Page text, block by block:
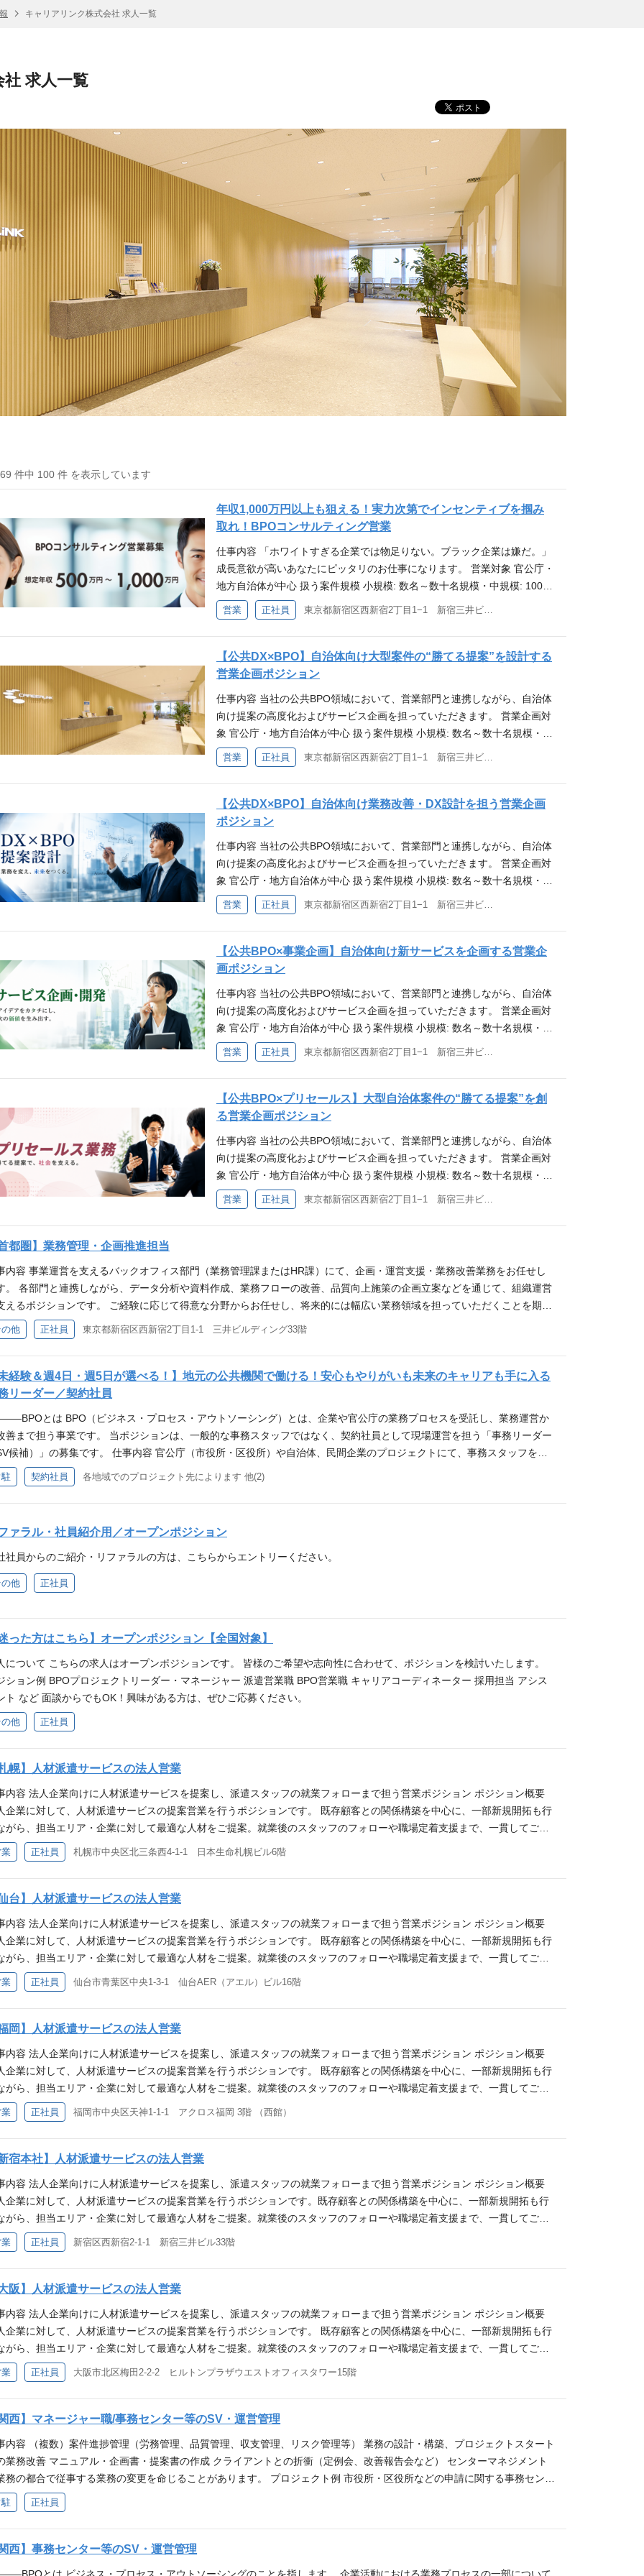
キャリアリンク株式会社 求人一覧
求人一覧
件中 100 件 を表示しています
年収1,000万円以上も狙える！実力次第でインセンティブを掴み
取れ！BPOコンサルティング営業
仕事内容 「ホワイトすぎる企業では物足りない。ブラック企業は嫌だ。」
成長意欲が高いあなたにピッタリのお仕事になります。 営業対象 官公庁・
地方自治体が中心 扱う案件規模 小規模: 数名～数十名規模・中規模: 100-3
00名規模・大規模: 数億円規模、数千名プロジェクト 営業の流れ 担当エリ
アのリサーチ（財政状況や入札している競合などの情報を取得。また、現
状・今後でてくる案件をリサーチ） アポイント取得（先方担当者を確認
し、アポイントを取得する。訪問準備として、リサーチ結果から仮説課題
や自社サービス・導入事例などの資料準備） 商談・提案（最初の商談では
課題の確認やヒアリングすることで、本質的な課題を特定していきます。
また、業務仕様・設計図などに解決策を盛り込み提案精度を高めていきま
す。） 入札/公募型プロポーザルが中心（仕様に合わせた最終提案書類や見
積の作成。最終提案へは営業＋上長でクロージングに訪問するケースが多
ミュニケーションや期待値のズレを最小化しスムーズな案件立上を実現し
ます。） BPOコンサルティング営業の特長 営業開始から3ヶ月～1年程度
で受注リードタイムは長めになります。 成果は売上を重視しますが、受注
リードタイムが長い特性から最初は顧客コンタクト数・商談数・受注見込
み金額などのプロセスを評価対象に取り入れています。 受注金額は比較的
規模が大きく、公共のBPO中心なので社会貢献を肌で感じられます。 応募
条件 学歴不問・男女歓迎 【必須条件】 営業経験1年以上(toC,toB問わず新
規開拓経験を含む) 【歓迎条件】 ＜①＞ソリューション営業経験がある
方 例：システム、コールセンター提案、人材提案 ＜②＞即決型獲得営業経
験がある方 例：広告、不動産、住宅設備、通信、水、保険、教育、インタ
等々)の拡販営業 〇環境商材・住宅設備(太陽光、給湯器、オール電化提案)
の飛び込み訪問営業 〇不動産(建売、既築、投資用)営業 〇通信回線の獲得
コール営業 〇ウォーターサーバーの獲得営業(※店舗型＜提案型) 〇教
育商材の飛び込み訪問営業 〇保険営業 →上記該当するフィールドセール
解決型営業をしているが、案件規模や社会的インパクトに限界を感じてい
る ・ルーティン化した商材や営業スタイルから脱却し、よりダイナミック
な案件に挑戦したい ・営業職で成果は出しているが、働き方や待遇に不満
がある方 ・企画提案型の営業を行いたい ・成果に見合った報酬やキャリア
アップの機会が少ない ・目先の数字や即決獲得が中心で、長期的な顧客関
係や大規模案件に携わる機会が少ない ・インセンティブはあるが、年収の
伸びしろや社会的意義に物足りなさを感じている 【活躍しやすい方】 コミ
ュニケーション能力が一定レベル以上あり物事の優先順位付けが得意・周
度、座学で会社・業界の事を学びます。 その後、1ヶ月程度先輩社員につ
いて営業同行をし一連の営業の流れや手法理解をします。 担当エリアが決
定し、自身で営業スタートです。 定期的な勉強会・営業ツール・用語集な
どはもちろんの事、周りの先輩社員がサポートします。
営業 正社員
【公共DX×BPO】自治体向け大型案件の“勝てる提案”を設計する
営業企画ポジション
仕事内容 当社の公共BPO領域において、営業部門と連携しながら、自治体
向け提案の高度化およびサービス企画を担っていただきます。 営業企画対
象 官公庁・地方自治体が中心 扱う案件規模 小規模: 数名～数十名規模・中
規模: 100-300名規模・大規模: 数億円規模、数千名プロジェクト 本ポジシ
ョンは単なる営業支援ではなく、「営業 × DX × 事業設計」を横断する開発
したサービスのプリセールス／営業企画ポジションです。 生成AIやOCR
（紙書類をデータ化する技術）などの新しいテクノロジーも活用しなが
ら、自治体業務の効率化や業務改善を企画・設計し、大型BPO案件の受注
営業部門と連携しながら、公共BPO案件の提案品質向上やサービス企画を
担うポジションです。 営業・運用・採用・システム部門など複数部門を横
断しながら、受注前の上流工程に関与いただきます。 ① 自治体向けDX×B
PO提案設計 ・自治体案件におけるBPO×DX提案の設計 ・AI／OCR※①／
まえた利益最大化モデルの構築 ※①光学文字認識：紙や画像の文字を“デー
タ化する技術 ※②大規模言語モデル：人の言葉を理解し、考えて、文章を
作れるAI ② サービス企画・開発 ・新規BPOサービスの企画立案 ・公共領
域における差別化戦略の設計 ・サービス標準化および横展開設計 ・スケー
ラビリティを踏まえた収益モデル構築 ③ プリセールス業務 ・営業同行お
よび提案支援 ・自治体ヒアリング内容の整理・構造化 ・提案書骨子の設
計・ブラッシュアップ ・要件定義の整理 ・システムベンダーとの折衝・調
整 この仕事の特徴・魅力 数千万〜数億円規模の大型公共案件に携われる
提案段階から事業設計に関与できる 「売る営業」ではなく「勝てる提案を
創る」ポジション 営業・運用・採用・システムを横断した上流工程に携わ
える公共案件に関与できる 応募条件 【必須条件】 BPO／SIer／コンサル
／IT業界いずれかのご経験 提案書作成または要件整理のご経験 Excel／Po
werPointを用いた資料作成経験 社内外との調整・折衝経験 【歓迎条件】
プリセールス経験 業務設計経験 業務改善・DX推進経験 自治体向け業務経
社会課題解決に興味がある方 部門横断でコミュニケーションを取れる方 サ
ポート体制 入社後 まずは既存案件や提案内容を理解しながら、営業同行や
提案支援からスタートします。 ▼ 慣れてきたら 業務設計やサービス企
には 新規サービス企画や大型公共案件の中核メンバーとしての活躍を期待
しています。
営業 正社員
【公共DX×BPO】自治体向け業務改善・DX設計を担う営業企画
ポジション
仕事内容 当社の公共BPO領域において、営業部門と連携しながら、自治体
向け提案の高度化およびサービス企画を担っていただきます。 営業企画対
象 官公庁・地方自治体が中心 扱う案件規模 小規模: 数名～数十名規模・中
規模: 100-300名規模・大規模: 数億円規模、数千名プロジェクト 当社の公
共BPO領域において、営業部門と連携しながら、自治体向け提案の高度化
を担っていただきます。 対象は官公庁・地方自治体案件が中心。 数名規模
の小規模案件から、100〜300名規模の中規模案件、数億円規模・数千名規
模の大型案件まで幅広く対応しています。 本ポジションは、単なる営業支
件の受注確度向上を目指すポジションです。 生成AI・OCR（紙書類のデー
タ化技術）などの新しいテクノロジーも活用しながら、自治体業務の効率
化や業務改善の企画・設計を行っていただきます。 具体的な業務内容 営業
部門と連携しながら、公共BPO案件の提案品質向上やサービス企画を担う
×DX提案の設計 ・AI／OCR①／LLM②等を活用した業務改善モデルの企画
・業務プロセス設計（効率化／自動化） ・コスト最適化と品質担保を両立
した運用設計 ・収益性を踏まえた利益最大化モデルの構築 ※①光学文字認
識：紙や画像の文字を“データ化する技術 ※②大規模言語モデル：人の言葉
を理解し、考えて、文章を作れるAI 備考 案件・状況によっては営業同行に
よる提案支援や、提案書設計・新サービス企画など、上流工程全般に関与
いただく可能性があります。 この仕事の特徴・魅力 数千万〜数億円規模の
大型公共案件に携われる 提案段階から事業設計に関与できる 「売る営業」
れる 社会インフラを支える公共案件に関与できる 応募条件 【必須条件】
BPO／SIer／IT／コンサルいずれかの経験 業務設計または業務改善経験 資
料作成経験（Excel／PowerPoint） 社内外との調整経験 【歓迎条件】 DX
推進経験 AI／OCR／RPA知見 自治体向け業務経験 【こういう方に是非お
題解決に興味がある方 部門横断でコミュニケーションを取れる方 サポート
援からスタートします。 ▼ 慣れてきたら 業務設計やサービス企画、提案
骨子設計など、上流工程を中心にご担当いただきます。 ▼ 将来的には 新
規サービス企画や大型公共案件の中核メンバーとしての活躍を期待してい
営業 正社員
【公共BPO×事業企画】自治体向け新サービスを企画する営業企
画ポジション
仕事内容 当社の公共BPO領域において、営業部門と連携しながら、自治体
向け提案の高度化およびサービス企画を担っていただきます。 営業企画対
象 官公庁・地方自治体が中心 扱う案件規模 小規模: 数名～数十名規模・中
規模: 100-300名規模・大規模: 数億円規模、数千名プロジェクト 当社の公
共BPO領域において、営業部門と連携しながら、新たなサービス企画・事
業開発を担っていただきます。 本ポジションでは、自治体向けBPOサービ
スの価値向上に向けて、既存業務の改善だけでなく、新しいサービスモデ
ルの企画・標準化にも携わっていただきます。 単なる企画職ではなく、営
戦略を形にしていくポジションです。 具体的な業務内容 営業部門と連携し
ながら、公共BPO案件の提案品質向上やサービス企画を担うポジションで
す。 営業・運用・採用・システム部門など複数部門を横断しながら、受注
前の上流工程に関与いただきます。 新規BPOサービスの企画立案 公共領域
計・提案支援に関与いただくこともあります。 この仕事の特徴・魅力 数千
万〜数億円規模の大型公共案件に携われる 提案段階から事業設計に関与で
きる 「売る営業」ではなく「勝てる提案を創る」ポジション 営業・運用・
件 【必須条件】 BPO／事業企画／営業企画／コンサル経験 企画立案また
は改善提案経験 資料作成経験（Excel／PowerPoint） 部門横断の調整経験
ことが得意な方 企画・改善・上流工程に興味がある方 営業だけでなく事業
づくりにも関わりたい方 社会課題解決に興味がある方 部門横断でコミュニ
ケーションを取れる方 サポート体制 入社後 まずは既存案件や提案内容を
理解しながら、営業同行や提案支援からスタートします。 ▼ 慣れてきたら
バーとしての活躍を期待しています。
営業 正社員
【公共BPO×プリセールス】大型自治体案件の“勝てる提案”を創
る営業企画ポジション
仕事内容 当社の公共BPO領域において、営業部門と連携しながら、自治体
向け提案の高度化およびサービス企画を担っていただきます。 営業企画対
象 官公庁・地方自治体が中心 扱う案件規模 小規模: 数名～数十名規模・中
規模: 100-300名規模・大規模: 数億円規模、数千名プロジェクト 当社の公
共BPO領域において、営業部門と連携しながら、自治体向け大型案件の提
案支援を担っていただきます。 対象は官公庁・地方自治体案件が中心。 数
案書設計、要件整理などを通じて、“勝てる提案”を創るプリセールス型ポ
ジションです。 具体的な業務内容 営業部門と連携しながら、公共BPO案件
の提案品質向上やサービス企画を担うポジションです。 営業・運用・採
用・システム部門など複数部門を横断しながら、受注前の上流工程に関与
ーとの折衝／調整 備考 案件・状況によっては、ご経験や志向に応じて、D
っていただきます。 この仕事の特徴・魅力 数千万〜数億円規模の大型公共
案件に携われる 提案段階から事業設計に関与できる 「売る営業」ではなく
「勝てる提案を創る」ポジション 営業・運用・採用・システムを横断した
会インフラを支える公共案件に関与できる 応募条件 【必須条件】 プリセ
ールス／提案営業／SIer／BPO経験 提案書作成経験 要件整理経験 社内外
務設計経験 DX知見 【こういう方に是非お越し頂きたい！】 課題を構造化
して考えることが得意な方 企画・改善・上流工程に興味がある方 営業だけ
にご担当いただきます。 ▼ 将来的には 新規サービス企画や大型公共案件
の中核メンバーとしての活躍を期待しています。
営業 正社員
都圏】業務管理・企画推進担当
内容 事業運営を支えるバックオフィス部門（業務管理課またはHR課）にて、企画・運営支援・業務改善業務をお任せし
。 各部門と連携しながら、データ分析や資料作成、業務フローの改善、品質向上施策の企画立案などを通じて、組織運営
えるポジションです。 ご経験に応じて得意な分野からお任せし、将来的には幅広い業務領域を担っていただくことを期待
います。 具体的な業務内容 事業運営に関する各種データ集計・分析 会議資料・報告資料・提案資料の作成 業務フローの
・運用改善 品質管理および品質向上施策の企画・推進 各種マニュアル・ルール整備 ISO、PMS、ISMS等の認証維持・運
理 施設管理・備品管理・購買管理 部門横断プロジェクトの推進支援 関係部署との調整業務 ※ご経験をお持ちの方には、
案件の運営管理や業務構築・運用設計などにも携わっていただく可能性があります。 ポジションの魅力 企画、分析、運
理など幅広いスキルを身につけられる 特定の業務に限定されず、事業運営全体に関わることができる ご経験や適性に応じ
お持ちである必要はありません。 これまでのご経験や強みを活かせる領域からスタートし、徐々に担当範囲を広げていた
ことを想定しています。 業務改善、品質管理、認証管理、施設管理、データ分析など幅広い業務を経験しながら、事業運
支える中核メンバーとして成長いただける環境です。
他 正社員 東京都新宿区西新宿2丁目1-1 三井ビルディング33階
経験＆週4日・週5日が選べる！】地元の公共機関で働ける！安心もやりがいも未来のキャリアも手に入る
リーダー／契約社員
とは BPO（ビジネス・プロセス・アウトソーシング）とは、企業や官公庁の業務プロセスを受託し、業務運営か
善まで担う事業です。 当ポジションは、一般的な事務スタッフではなく、契約社員として現場運営を担う「事務リーダー
候補）」の募集です。 仕事内容 官公庁（市役所・区役所）や自治体、民間企業のプロジェクトにて、事務スタッフを取
とめる管理業務をお任せします。 ご自身も地元に根付いた実務を理解しながら、スタッフ管理や業務改善、進捗コントロ
など現場運営を支える側として取り組むポジションとしてご活躍いただきます。 具体的には ・スタッフの指導、育成 ・
・シフト管理 ・業務進捗管理 ・業務マニュアル作成 ・業務フロー改善 ・クライアントとの報告連携 など 市役所などで
、さまざまな管理業務を担当していただきます。 この仕事の特徴 ・1名あたり10～15名程度のスタッフ管理を担当 ・案
より10名～100名超の大規模プロジェクトあり ・繁忙状況により月30時間程度の残業が発生する場合あり（みなし45時
・突発対応や進行管理など、柔軟な判断が求められる場面あり ・ルーティン業務より、改善や調整業務が多い環境です
務職として黙々と作業したい方」よりも、リーダー業務やマネジメントに挑戦したい方に向いています。 こんな方を歓迎
ジェクト例 ・市役所・区役所などの申請に関する事務センター ・マイナンバー関連事業 ・金融機関における事務・コー
ンター ・公社・公団関連 ◎公共サービス系事務センターのほか、民間企業のコンタクトセンターなど、複数のプロジェク
控えています。 チーム・組織構成 ●20代～40代の社員が中心となって活躍！ 20代～70代まで幅広い年代のスタッフが
しています。 ●業界・業種未経験からのスタート多数！ 中途入社の割合はなんと8割。分からないことを相談しやすい環
す。これまでの契約・派遣社員の経験も活かせます！ 入社後の流れ まずは先輩社員の元で現場理解を深めていただき、半
1年程度で独り立ちし、リーダー業務を担っていただく想定です。 ※業務内容：事務全般（変更の範囲：会社の定める業
会社都合で就業場所の変更を命じることがあり ※転勤無し
契約社員 各地域でのプロジェクト先によります 他(2)
ァラル・社員紹介用／オープンポジション
社員からのご紹介・リファラルの方は、こちらからエントリーください。
他 正社員
った方はこちら】オープンポジション【全国対象】
について こちらの求人はオープンポジションです。 皆様のご希望や志向性に合わせて、ポジションを検討いたします。
ション例 BPOプロジェクトリーダー・マネージャー 派遣営業職 BPO営業職 キャリアコーディネーター 採用担当 アシス
ト など 面談からでもOK！興味がある方は、ぜひご応募ください。
他 正社員
幌】人材派遣サービスの法人営業
内容 法人企業向けに人材派遣サービスを提案し、派遣スタッフの就業フォローまで担う営業ポジション ポジション概要
企業に対して、人材派遣サービスの提案営業を行うポジションです。 既存顧客との関係構築を中心に、一部新規開拓も行
がら、担当エリア・企業に対して最適な人材をご提案。就業後のスタッフのフォローや職場定着支援まで、一貫してご対
ただきます。 主な業務内容 営業活動 ・新規・既存顧客へのアポイント取得、訪問 ・採用計画や欠員状況のヒアリング ・
サービスの提案、見積提出、受注、契約対応 契約・更新対応 ・契約更新や延長交渉、終了予定スタッフへの再提案 社内
・コーディネート ・派遣コーディネーターとの連携および引継ぎ対応 ・スタッフの初出社・職場見学への同行 フォロー
プ フォロー面談の実施 就業中スタッフの職場定着支援 このポジションで得られること ・法人営業の実務経験と提案力の
持つことによる営業としての責任感とやりがい ・将来的なマネジメントや人事・コーディネート職へのキャリア展開の可
補足事項 業務内容：国内営業（変更の範囲：会社の定める業務） 将来的には、ご本人の希望や適性に応じて、管理部門
へのキャリア異動の可能性もあります
正社員 札幌市中央区北三条西4-1-1 日本生命札幌ビル6階
台】人材派遣サービスの法人営業
内容 法人企業向けに人材派遣サービスを提案し、派遣スタッフの就業フォローまで担う営業ポジション ポジション概要
企業に対して、人材派遣サービスの提案営業を行うポジションです。 既存顧客との関係構築を中心に、一部新規開拓も行
がら、担当エリア・企業に対して最適な人材をご提案。就業後のスタッフのフォローや職場定着支援まで、一貫してご対
ただきます。 主な業務内容 営業活動 ・新規・既存顧客へのアポイント取得、訪問 ・採用計画や欠員状況のヒアリング ・
サービスの提案、見積提出、受注、契約対応 契約・更新対応 ・契約更新や延長交渉、終了予定スタッフへの再提案 社内
・コーディネート ・派遣コーディネーターとの連携および引継ぎ対応 ・スタッフの初出社・職場見学への同行 フォロー
プ フォロー面談の実施 就業中スタッフの職場定着支援 このポジションで得られること ・法人営業の実務経験と提案力の
持つことによる営業としての責任感とやりがい ・将来的なマネジメントや人事・コーディネート職へのキャリア展開の可
補足事項 業務内容：国内営業（変更の範囲：会社の定める業務） 将来的には、ご本人の希望や適性に応じて、管理部門
へのキャリア異動の可能性もあります
正社員 仙台市青葉区中央1-3-1 仙台AER（アエル）ビル16階
岡】人材派遣サービスの法人営業
内容 法人企業向けに人材派遣サービスを提案し、派遣スタッフの就業フォローまで担う営業ポジション ポジション概要
企業に対して、人材派遣サービスの提案営業を行うポジションです。 既存顧客との関係構築を中心に、一部新規開拓も行
がら、担当エリア・企業に対して最適な人材をご提案。就業後のスタッフのフォローや職場定着支援まで、一貫してご対
ただきます。 主な業務内容 営業活動 ・新規・既存顧客へのアポイント取得、訪問 ・採用計画や欠員状況のヒアリング ・
サービスの提案、見積提出、受注、契約対応 契約・更新対応 ・契約更新や延長交渉、終了予定スタッフへの再提案 社内
・コーディネート ・派遣コーディネーターとの連携および引継ぎ対応 ・スタッフの初出社・職場見学への同行 フォロー
プ フォロー面談の実施 就業中スタッフの職場定着支援 このポジションで得られること ・法人営業の実務経験と提案力の
持つことによる営業としての責任感とやりがい ・将来的なマネジメントや人事・コーディネート職へのキャリア展開の可
補足事項 業務内容：国内営業（変更の範囲：会社の定める業務） 将来的には、ご本人の希望や適性に応じて、管理部門
へのキャリア異動の可能性もあります
正社員 福岡市中央区天神1-1-1 アクロス福岡 3階 （西館）
宿本社】人材派遣サービスの法人営業
内容 法人企業向けに人材派遣サービスを提案し、派遣スタッフの就業フォローまで担う営業ポジション ポジション概要
企業に対して、人材派遣サービスの提案営業を行うポジションです。既存顧客との関係構築を中心に、一部新規開拓も行
がら、担当エリア・企業に対して最適な人材をご提案。就業後のスタッフのフォローや職場定着支援まで、一貫してご対
ただきます。 主な業務内容 営業活動 ・新規・既存顧客へのアポイント取得、訪問 ・採用計画や欠員状況のヒアリング ・
サービスの提案、見積提出、受注、契約対応 契約・更新対応 ・契約更新や延長交渉、終了予定スタッフへの再提案 社内
・コーディネート ・派遣コーディネーターとの連携および引継ぎ対応 ・スタッフの初出社・職場見学への同行 フォロー
プ フォロー面談の実施 就業中スタッフの職場定着支援 このポジションで得られること ・法人営業の実務経験と提案力の
持つことによる営業としての責任感とやりがい ・将来的なマネジメントや人事・コーディネート職へのキャリア展開の可
補足事項 業務内容：国内営業（変更の範囲：会社の定める業務） 将来的には、ご本人の希望や適性に応じて、管理部門
へのキャリア異動の可能性もあります
正社員 新宿区西新宿2-1-1 新宿三井ビル33階
阪】人材派遣サービスの法人営業
内容 法人企業向けに人材派遣サービスを提案し、派遣スタッフの就業フォローまで担う営業ポジション ポジション概要
企業に対して、人材派遣サービスの提案営業を行うポジションです。 既存顧客との関係構築を中心に、一部新規開拓も行
がら、担当エリア・企業に対して最適な人材をご提案。就業後のスタッフのフォローや職場定着支援まで、一貫してご対
ただきます。 主な業務内容 営業活動 ・新規・既存顧客へのアポイント取得、訪問 ・採用計画や欠員状況のヒアリング ・
サービスの提案、見積提出、受注、契約対応 契約・更新対応 ・契約更新や延長交渉、終了予定スタッフへの再提案 社内
・コーディネート ・派遣コーディネーターとの連携および引継ぎ対応 ・スタッフの初出社・職場見学への同行 フォロー
プ フォロー面談の実施 就業中スタッフの職場定着支援 このポジションで得られること ・法人営業の実務経験と提案力の
持つことによる営業としての責任感とやりがい ・将来的なマネジメントや人事・コーディネート職へのキャリア展開の可
補足事項 業務内容：国内営業（変更の範囲：会社の定める業務） 将来的には、ご本人の希望や適性に応じて、管理部門
へのキャリア異動の可能性もあります
正社員 大阪市北区梅田2-2-2 ヒルトンプラザウエストオフィスタワー15階
西】マネージャー職/事務センター等のSV・運営管理
内容 （複数）案件進捗管理（労務管理、品質管理、収支管理、リスク管理等） 業務の設計・構築、プロジェクトスタート
業務改善 マニュアル・企画書・提案書の作成 クライアントとの折衝（定例会、改善報告会など） センターマネジメント
の都合で従事する業務の変更を命じることがあります。 プロジェクト例 市役所・区役所などの申請に関する事務センタ
イナンバー関連事業 金融機関における事務・コールセンター 公社・公団関連 ◎公共サービス系事務センターのほか、民
業のコンタクトセンターなど、複数のプロジェクトが控えています。 チーム・組織構成 ●20代～30代の若手社員が中心と
て活躍！ 20代～70代まで幅広い年代のスタッフが所属しています。 ●業界・業種未経験からのスタート多数！ 中途入
割合はなんと8割。分からないことを相談しやすい環境です。 ※業務内容：国内営業（変更の範囲：会社の定める業務）
正社員
西】事務センター等のSV・運営管理